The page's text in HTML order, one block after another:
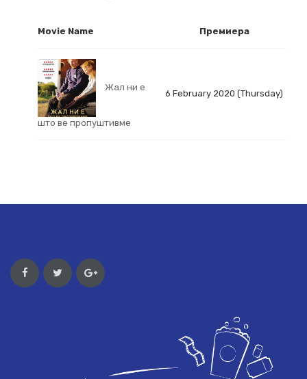
Movie Name Премиера
Жал ни е
што ве пропуштивме
6 February 2020 (Thursday)